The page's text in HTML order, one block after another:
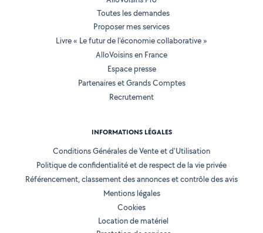
Toutes les demandes
Proposer mes services
Livre « Le futur de l'économie collaborative »
AlloVoisins en France
Espace presse
Partenaires et Grands Comptes
Recrutement
INFORMATIONS LÉGALES
Conditions Générales de Vente et d'Utilisation
Politique de confidentialité et de respect de la vie privée
Référencement, classement des annonces et contrôle des avis
Mentions légales
Cookies
Location de matériel